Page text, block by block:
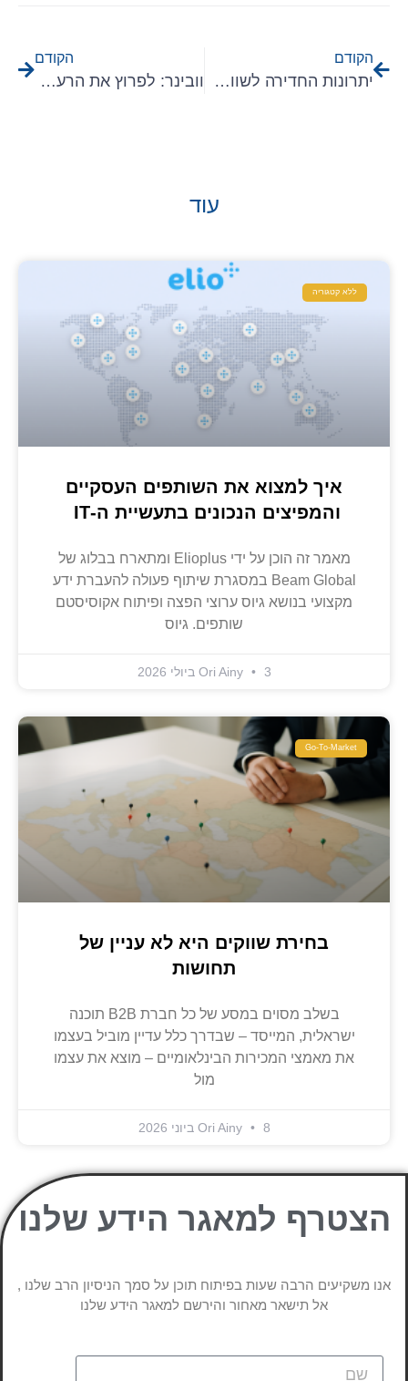
הקודם
יתרונות החדירה לשווקים בינ"ל עם שותפים עסקיים לחברות תוכנה B2B
הקודם
וובינר: לפרוץ את הרעש: מיומנות ה Cold Outreach לצמיחה עולמית
עוד
ללא קטגוריה
איך למצוא את השותפים העסקיים
והמפיצים הנכונים בתעשיית ה-IT
מאמר זה הוכן על ידי Elioplus ומתארח בבלוג של
Beam Global במסגרת שיתוף פעולה להעברת ידע
מקצועי בנושא גיוס ערוצי הפצה ופיתוח אקוסיסטם
שותפים. גיוס
Ori Ainy 3 ביולי 2026
Go-To-Market
בחירת שווקים היא לא עניין של
תחושות
בשלב מסוים במסע של כל חברת B2B תוכנה
ישראלית, המייסד – שבדרך כלל עדיין מוביל בעצמו
את מאמצי המכירות הבינלאומיים – מוצא את עצמו
מול
Ori Ainy 8 ביוני 2026
הצטרף למאגר הידע שלנו
אנו משקיעים הרבה שעות בפיתוח תוכן על סמך הניסיון הרב שלנו ,
אל תישאר מאחור והירשם למאגר הידע שלנו